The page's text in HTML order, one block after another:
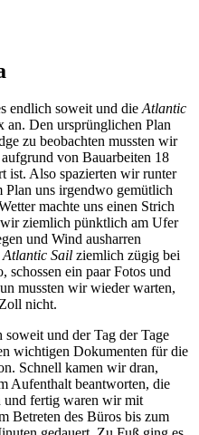
endlich soweit und dieAtlantic
an. Den ursprünglichen Plan
zu beobachten mussten wir
von Bauarbeiten 18
ist. Also spazierten wir runter
Plan uns irgendwo gemütlich
machte uns einen Strich
ziemlich pünktlich am Ufer
und Wind ausharren
Atlantic Sail ziemlich zügig bei
ein paar Fotos und
mussten wir wieder warten,
nicht.
und der Tag der Tage
wichtigen Dokumenten für die
Schnell kamen wir dran,
Aufenthalt beantworten, die
und fertig waren wir mit
Betreten des Büros bis zum